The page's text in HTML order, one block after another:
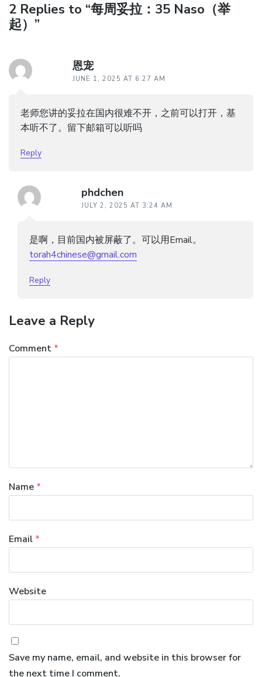
2 Replies to “每周妥拉：35 Naso（举
起）”
恩宠
JUNE 1, 2025 AT 6:27 AM
老师您讲的妥拉在国内很难不开，之前可以打开，基
本听不了。留下邮箱可以听吗
Reply
phdchen
JULY 2, 2025 AT 3:24 AM
是啊，目前国内被屏蔽了。可以用Email。
torah4chinese@gmail.com
Reply
Leave a Reply
Comment *
Name *
Email *
Website
Save my name, email, and website in this browser for
the next time I comment.